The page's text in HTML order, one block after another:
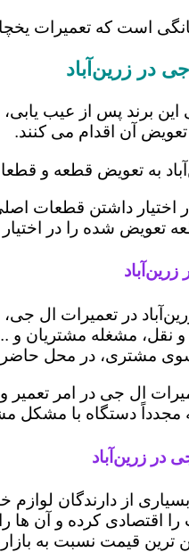
است که تعمیرات
در زرین‌آباد
برند پس از عیب
تعویض آن اقدام می کنند.
به تعویض قطعه و
اختیار داشتن قطعات
تعویض شده را در
در تعمیرات
مشغله مشتریان و
مشتری، در محل حاضر
ال جی در امر
مجدداً دستگاه با
در زرین‌آباد
بسیاری از دارندگان
اقتصادی کرده و آن ها
ترین قیمت نسبت به